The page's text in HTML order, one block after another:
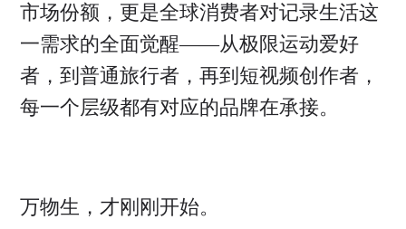
市场份额，更是全球消费者对记录生活这
一需求的全面觉醒——从极限运动爱好
者，到普通旅行者，再到短视频创作者，
每一个层级都有对应的品牌在承接。
万物生，才刚刚开始。